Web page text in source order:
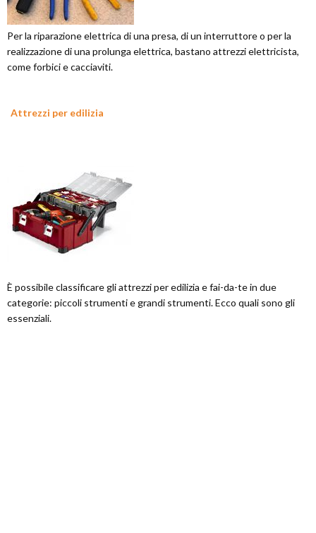
Per la riparazione elettrica di una presa, di un interruttore o per la
realizzazione di una prolunga elettrica, bastano attrezzi elettricista,
come forbici e cacciaviti.
Attrezzi per edilizia
È possibile classificare gli attrezzi per edilizia e fai-da-te in due
categorie: piccoli strumenti e grandi strumenti. Ecco quali sono gli
essenziali.